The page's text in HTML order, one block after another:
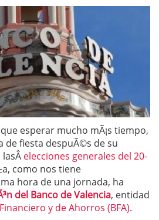
esperar mucho mÃ¡s tiempo,
de fiesta despuÃ©s de su
elecciones generales del 20-
como nos tiene
hora de una jornada, ha
del Banco de Valencia, entidad
y de Ahorros (BFA).